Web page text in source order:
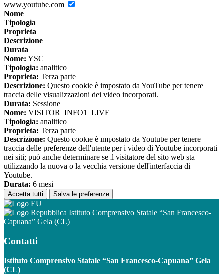
www.youtube.com
Nome
Tipologia
Proprieta
Descrizione
Durata
Nome: YSC
Tipologia: analitico
Proprieta: Terza parte
Descrizione: Questo cookie è impostato da YouTube per tenere
traccia delle visualizzazioni dei video incorporati.
Durata: Sessione
Nome: VISITOR_INFO1_LIVE
Tipologia: analitico
Proprieta: Terza parte
Descrizione: Questo cookie è impostato da Youtube per tenere
traccia delle preferenze dell'utente per i video di Youtube incorporati
nei siti; può anche determinare se il visitatore del sito web sta
utilizzando la nuova o la vecchia versione dell'interfaccia di
Youtube.
Durata: 6 mesi
Accetta tutti Salva le preferenze
Istituto Comprensivo Statale “San Francesco-
Capuana” Gela (CL)
Contatti
Istituto Comprensivo Statale “San Francesco-Capuana” Gela
(CL)